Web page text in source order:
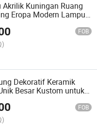
Akrilik Kuningan Ruang
Eropa Modern Lampu
FOB
Dekoratif Keramik
Besar Kustom untuk
FOB